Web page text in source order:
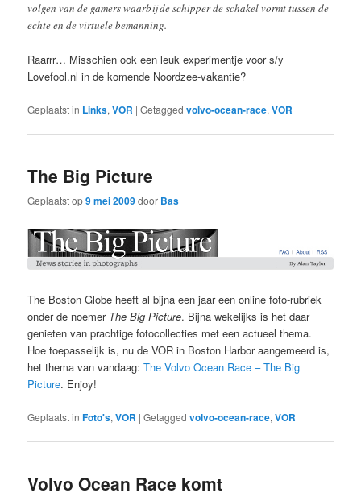
volgen van de gamers waarbij de schipper de schakel vormt tussen de
echte en de virtuele bemanning.
Raarrr… Misschien ook een leuk experimentje voor s/y
Lovefool.nl in de komende Noordzee-vakantie?
Geplaatst in Links,VOR |Getagged volvo-ocean-race,VOR
The Big Picture
Geplaatst op9 mei 2009door Bas
The Boston Globe heeft al bijna een jaar een online foto-rubriek
onder de noemer The Big Picture. Bijna wekelijks is het daar
genieten van prachtige fotocollecties met een actueel thema.
Hoe toepasselijk is, nu de VOR in Boston Harbor aangemeerd is,
het thema van vandaag:The Volvo Ocean Race – The Big
Picture. Enjoy!
Geplaatst in Foto's,VOR |Getagged volvo-ocean-race,VOR
Volvo Ocean Race komt